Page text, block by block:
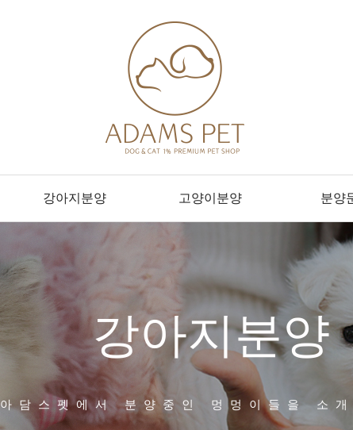
강아지분양 고양이분양 분양
강아지분양
아담스펫에서 분양중인 멍멍이들을 소